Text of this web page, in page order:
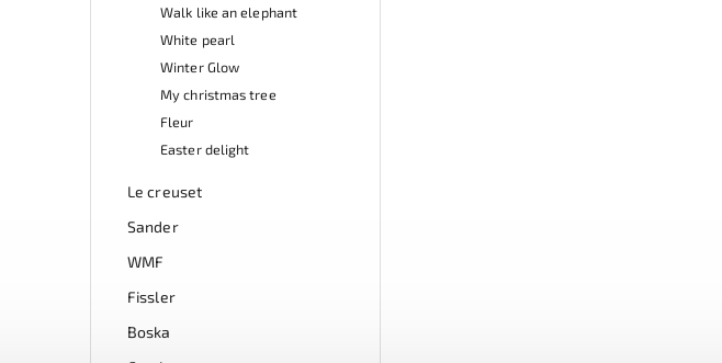
Walk like an elephant
White pearl
Winter Glow
My christmas tree
Fleur
Easter delight
Le creuset
Sander
WMF
Fissler
Boska